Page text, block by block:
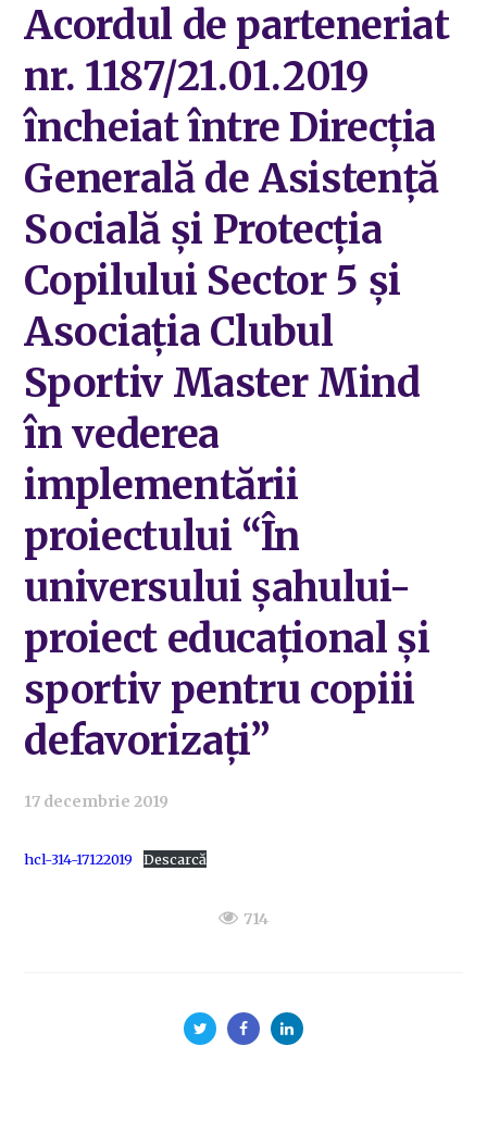
Acordul de parteneriat
nr. 1187/21.01.2019
încheiat între Direcția
Generală de Asistență
Socială și Protecția
Copilului Sector 5 și
Asociația Clubul
Sportiv Master Mind
în vederea
implementării
proiectului “În
universului șahului-
proiect educațional și
sportiv pentru copiii
defavorizați”
17 decembrie 2019
hcl-314-17122019 Descarcă
714